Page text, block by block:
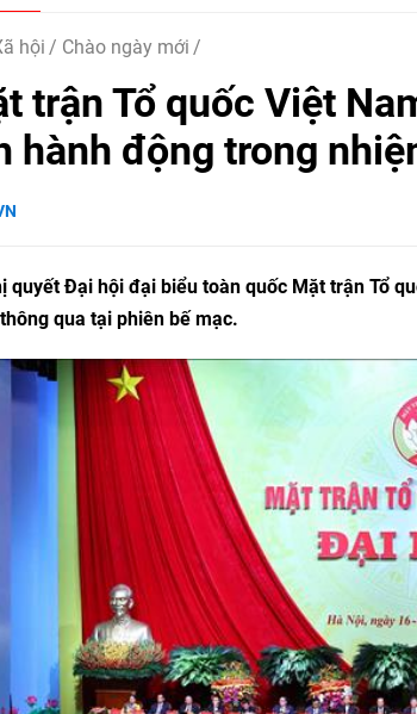
hội Chào ngày mới
trận Tổ quốc Việt
hành động trong
quyết Đại hội đại biểu toàn quốc Mặt trận Tổ
qua tại phiên bế mạc.